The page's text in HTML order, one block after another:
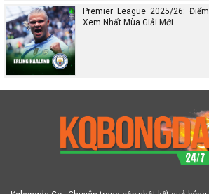
Premier League 2025/26:
Xem Nhất Mùa Giải Mới